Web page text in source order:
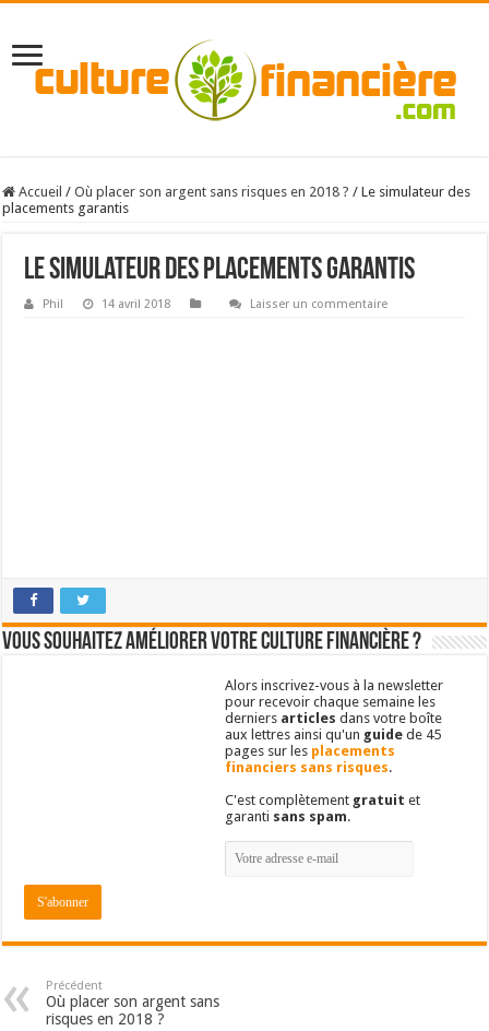
Accueil / Où placer son argent sans risques en 2018 ? / Le simulateur des
placements garantis
Le simulateur des placements garantis
Phil 14 avril 2018 Laisser un commentaire
Vous souhaitez améliorer votre culture financière ?
Alors inscrivez-vous à la newsletter
pour recevoir chaque semaine les
derniers articles dans votre boîte
aux lettres ainsi qu'un guide de 45
pages sur les placements
financiers sans risques.
C'est complètement gratuit et
garanti sans spam.
Précédent
Où placer son argent sans
risques en 2018 ?